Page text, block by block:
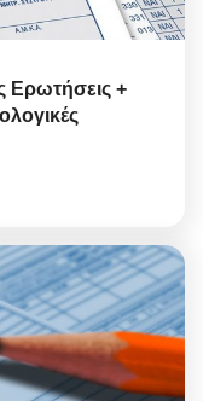
Ερωτήσεις +